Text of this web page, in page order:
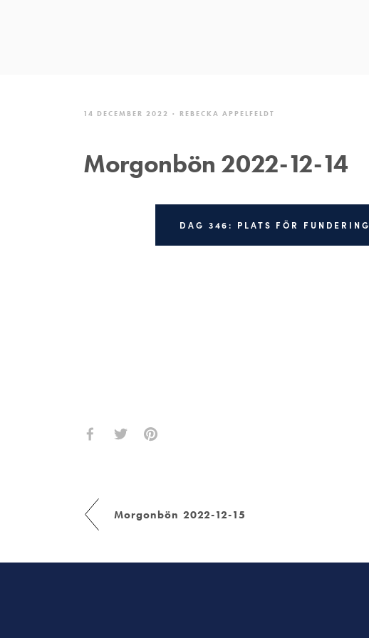
Morgonbön 2022-12-14
DAG 346: PLATS FÖR FUNDERING
REBECKA APPELFELDT
14 DECEMBER 2022
Morgonbön 2022-12-15